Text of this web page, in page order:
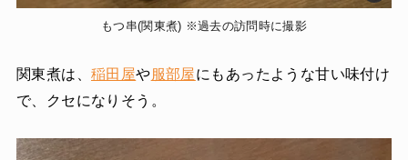
もつ串(関東煮) ※過去の訪問時に撮影
関東煮は、 稲田屋や服部屋にもあったような甘い味付け
で、クセになりそう。